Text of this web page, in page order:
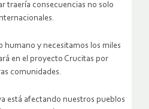
traería consecuencias no solo
humano y necesitamos los miles
en el proyecto Crucitas por
comunidades.
está afectando nuestros pueblos